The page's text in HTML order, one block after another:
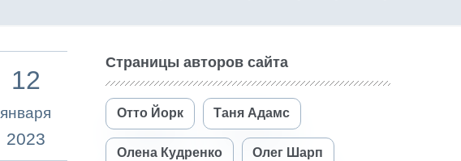
12
января
2023
Страницы авторов сайта
Отто Йорк Таня Адамс
Олена Кудренко Олег Шарп